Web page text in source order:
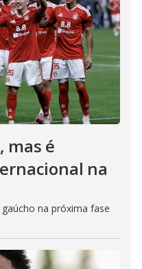
mas é
na
na próxima fase